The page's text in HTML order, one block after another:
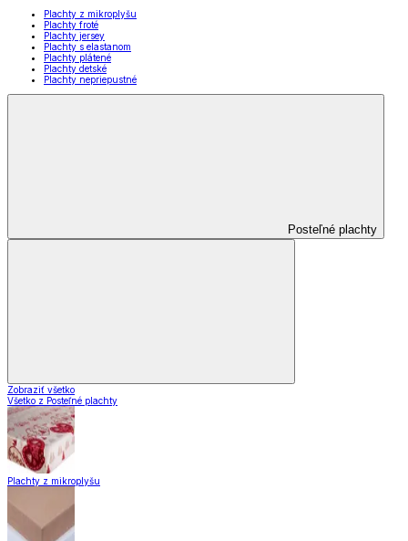
Plachty z mikroplyšu
Plachty froté
Plachty jersey
Plachty s elastanom
Plachty plátené
Plachty detské
Plachty nepriepustné
Posteľné plachty
Zobraziť všetko
Všetko z Posteľné plachty
Plachty z mikroplyšu